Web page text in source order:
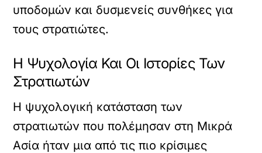
υποδομών και δυσμενείς συνθήκες για
τους στρατιώτες.
Η Ψυχολογία Και Οι Ιστορίες Των
Στρατιωτών
Η ψυχολογική κατάσταση των
στρατιωτών που πολέμησαν στη Μικρά
Ασία ήταν μια από τις πιο κρίσιμες